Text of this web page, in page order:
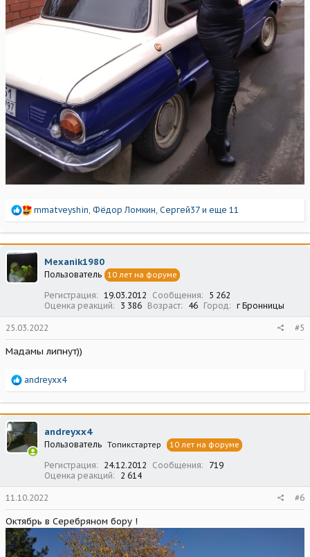
Р
а
к
ц
mmatveyshin, Фёдор Ломкин, Сергей37 и еще 11
Mexanik1980
Пользователь 10 лет на форуме
Регистрация 19.03.2012 Сообщения
5 262
Оценка реакций
3 386 Возраст 46 Город г Бронницы
25.03.2022 #5
Мадамы липнут))
Р
а
к
ц
и
и
andreyxx4
andreyxx4
Пользователь Топикстартер 10 лет на форуме
Регистрация 24.12.2012 Сообщения
719
Оценка реакций
2 614
11.10.2022 #6
Октябрь в Серебряном бору !